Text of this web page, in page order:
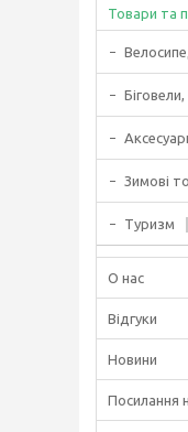
Товари та
Зимові
Туризм
О нас
Відгуки
Новини
Посилання